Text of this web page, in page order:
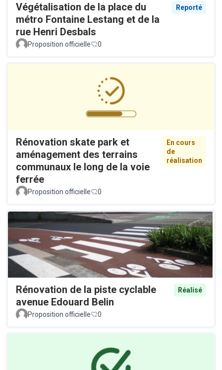
Végétalisation de la place du
métro Fontaine Lestang et de la
rue Henri Desbals
Reporté
Proposition officielle 0
Rénovation skate park et
aménagement des terrains
communaux le long de la voie
ferrée
En cours
de
réalisation
Proposition officielle 0
Rénovation de la piste cyclable
avenue Edouard Belin
Réalisé
Proposition officielle 0